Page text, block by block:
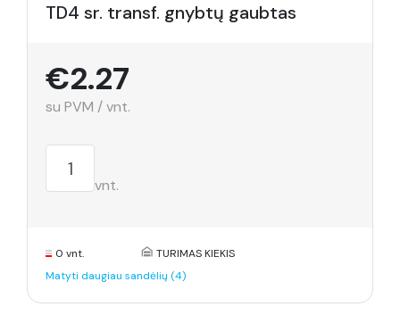
TD4 sr. transf. gnybtų gaubtas
€2.27
su PVM / vnt.
vnt.
0 vnt.
TURIMAS KIEKIS
Matyti daugiau sandėlių (4)